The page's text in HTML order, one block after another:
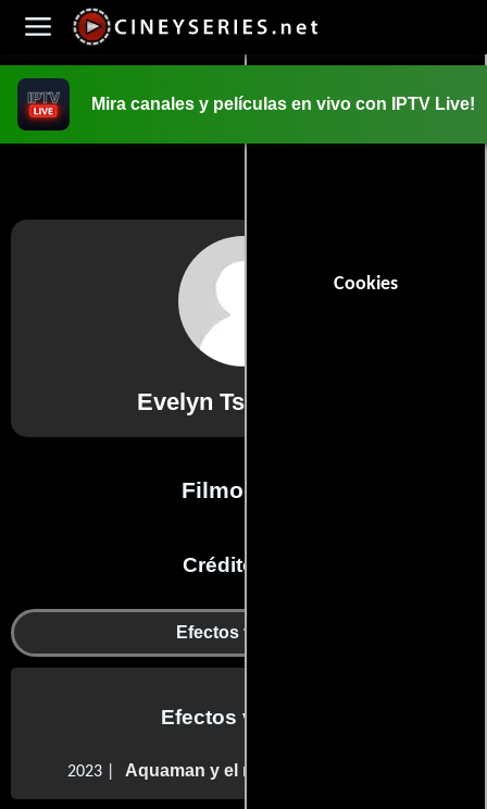
Cookies
Mira canales y películas en vivo con IPTV Live!
Evelyn Tsz Lam Ho
Filmografía
Créditos en:
Efectos visuales
Efectos visuales
2023 | Aquaman y el reino perdido